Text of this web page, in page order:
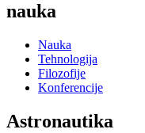
nauka
Nauka
Tehnologija
Filozofije
Konferencije
Astronautika